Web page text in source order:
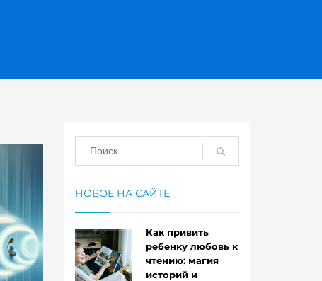
НОВОЕ НА САЙТЕ
Как привить
ребенку любовь к
чтению: магия
историй и